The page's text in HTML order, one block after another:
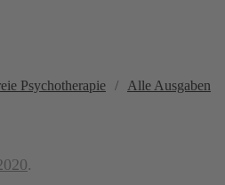
Psychotherapie
Alle Ausgaben
.